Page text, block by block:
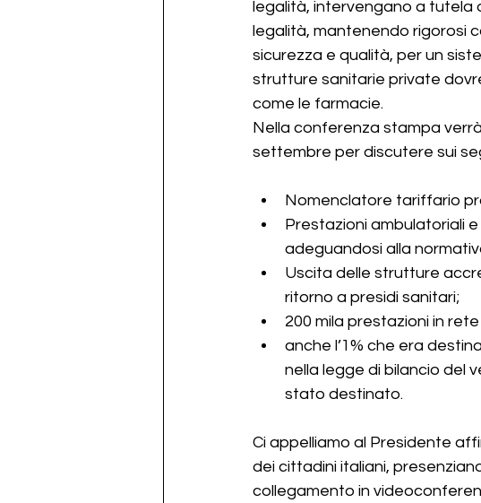
legalità, intervengano a tutela
legalità, mantenendo rigorosi
sicurezza e qualità, per un
strutture sanitarie private
come le farmacie.
Nella conferenza stampa
settembre per discutere sui
Nomenclatore tariffario
Prestazioni ambulatoriali
adeguandosi alla
Uscita delle strutture
ritorno a presidi sanitari;
200 mila prestazioni in
anche l’1% che era
nella legge di bilancio del
stato destinato.
Ci appelliamo al Presidente
dei cittadini italiani,
collegamento in